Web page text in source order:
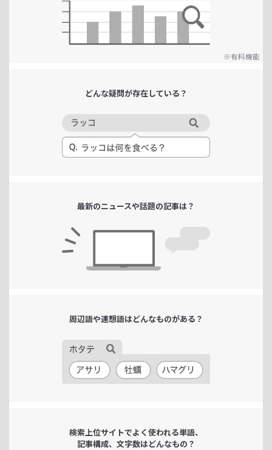
※有料機能
どんな疑問が存在している？
最新のニュースや話題の記事は？
周辺語や連想語はどんなものがある？
検索上位サイトでよく使われる単語、
記事構成、文字数はどんなもの？